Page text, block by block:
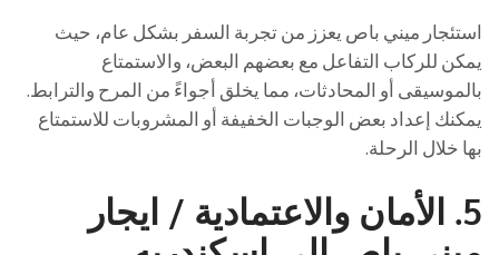
استئجار ميني باص يعزز من تجربة السفر بشكل عام، حيث
يمكن للركاب التفاعل مع بعضهم البعض، والاستمتاع
بالموسيقى أو المحادثات، مما يخلق أجواءً من المرح والترابط.
يمكنك إعداد بعض الوجبات الخفيفة أو المشروبات للاستمتاع
بها خلال الرحلة.
5. الأمان والاعتمادية / ايجار